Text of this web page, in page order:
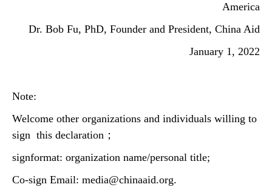
America
Dr. Bob Fu, PhD, Founder and President, China Aid
January 1, 2022
Note:
Welcome other organizations and individuals willing to
sign this declaration；
signformat: organization name/personal title;
Co-sign Email: media@chinaaid.org.